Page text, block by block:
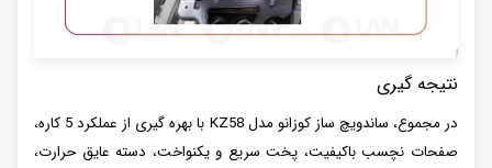
نتیجه گیری
در مجموع، ساندویچ ساز کوزانو مدل KZ58 با بهره گیری از عملکرد 5 کاره،
صفحات نچسب باکیفیت، پخت سریع و یکنواخت، دسته عایق حرارت،